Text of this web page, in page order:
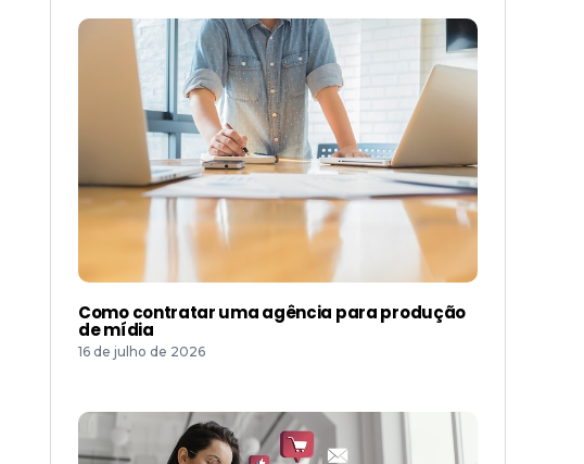
Como contratar uma agência para produção
de mídia
16 de julho de 2026